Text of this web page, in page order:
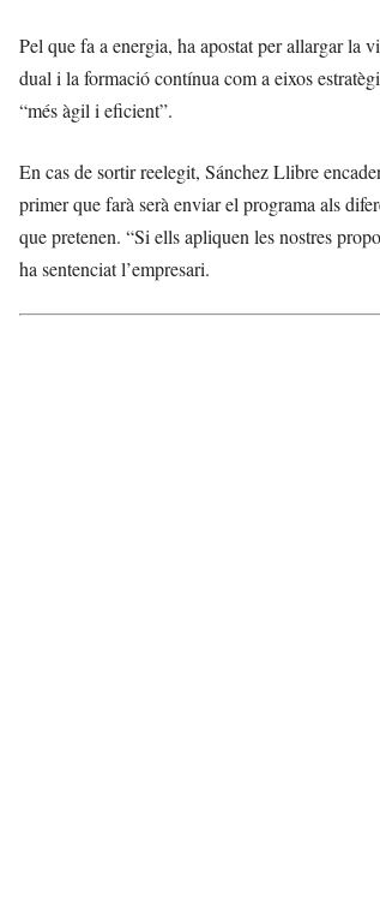
Pel que fa a energia, ha apostat per allargar la
dual i la formació contínua com a eixos
“més àgil i eficient”.
En cas de sortir reelegit, Sánchez Llibre
primer que farà serà enviar el programa als
que pretenen. “Si ells apliquen les nostres
ha sentenciat l’empresari.